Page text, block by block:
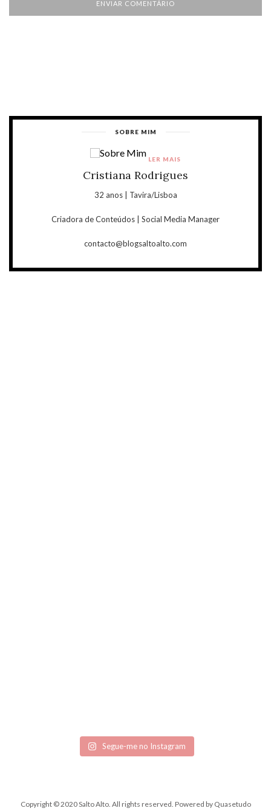
SOBRE MIM
Cristiana Rodrigues
32 anos | Tavira/Lisboa
Criadora de Conteúdos | Social Media Manager
contacto@blogsaltoalto.com
LER MAIS
Segue-me no Instagram
Copyright © 2020 Salto Alto. All rights reserved. Powered by Quasetudo